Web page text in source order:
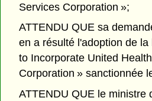
Services Corporation »;
ATTENDU QUE sa
en a résulté l'adoption de
to Incorporate United
Corporation » sanctionnée
ATTENDU QUE le ministre